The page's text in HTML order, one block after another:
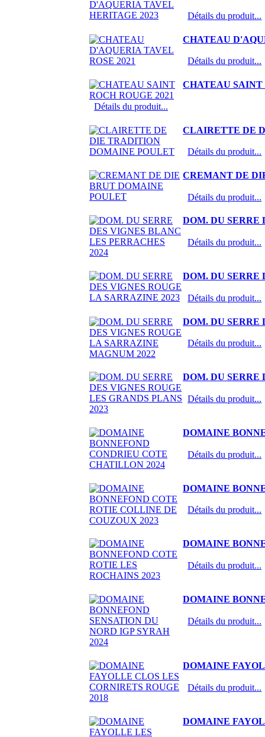
Détails du produit...
CHATEAU
Détails du produit...
CHATEAU SAINT
Détails du produit...
CLAIRETTE DE
Détails du produit...
CREMANT DE
Détails du produit...
DOM. DU SERRE
Détails du produit...
DOM. DU SERRE
Détails du produit...
DOM. DU SERRE
Détails du produit...
DOM. DU SERRE
Détails du produit...
DOMAINE
Détails du produit...
DOMAINE
Détails du produit...
DOMAINE
Détails du produit...
DOMAINE
Détails du produit...
DOMAINE
Détails du produit...
DOMAINE